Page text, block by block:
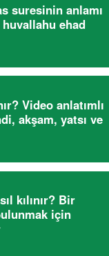
suresinin anlamı
ehad
Video anlatımlı
akşam, yatsı ve
kılınır? Bir
için